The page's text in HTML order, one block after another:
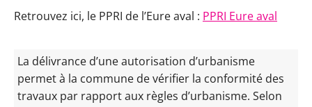
Retrouvez ici, le PPRI de l’Eure aval : PPRI Eure aval
La délivrance d’une autorisation d’urbanisme
permet à la commune de vérifier la conformité des
travaux par rapport aux règles d’urbanisme. Selon